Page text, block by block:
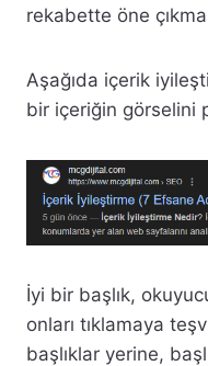
rekabette öne
Aşağıda içerik
bir içeriğin görselini
İyi bir başlık,
onları tıklamaya
başlıklar yerine,